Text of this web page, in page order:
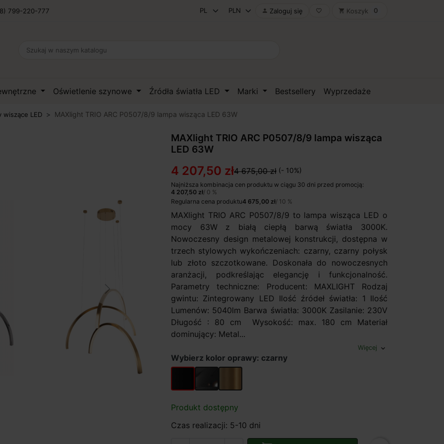
799-220-777  Zaloguj się favorite_border shopping_cart Koszyk 0
Oświetlenie szynowe Źródła światła LED Marki Bestsellery Wyprzedaże
wiszące LED MAXlight TRIO ARC P0507/8/9 lampa wisząca LED 63W
Next
MAXlight TRIO ARC P0507/8/9 lampa wisząca
LED 63W
4 207,50 zł4 675,00 zł (- 10%)
Najniższa kombinacja cen produktu w ciągu 30 dni przed promocją:
4 207,50 zł/ 0 %
Regularna cena produktu4 675,00 zł/ 10 %
MAXlight TRIO ARC P0507/8/9 to lampa wisząca LED o
mocy 63W z białą ciepłą barwą światła 3000K.
Nowoczesny design metalowej konstrukcji, dostępna w
trzech stylowych wykończeniach: czarny, czarny połysk
lub złoto szczotkowane. Doskonała do nowoczesnych
aranżacji, podkreślając elegancję i funkcjonalność.
Parametry techniczne: Producent: MAXLIGHT Rodzaj
gwintu: Zintegrowany LED Ilość źródeł światła: 1 Ilość
Lumenów: 5040lm Barwa światła: 3000K Zasilanie: 230V
Długość : 80 cm Wysokość: max. 180 cm Materiał
dominujący: Metal...
Więcej expand_more
Wybierz kolor oprawy: czarny
czarnyczarny połyskzłoty szczotkowany
Produkt dostępny
Czas realizacji: 5-10 dni